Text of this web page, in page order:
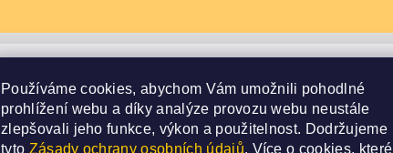
Používáme cookies, abychom Vám umožnili pohodlné
prohlížení webu a díky analýze provozu webu neustále
zlepšovali jeho funkce, výkon a použitelnost. Dodržujeme
tyto Zásady ochrany osobních údajů. Více o cookies, které